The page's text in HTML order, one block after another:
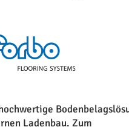
Ladenbau. Zum